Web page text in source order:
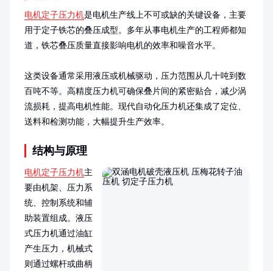
电机定子压力机是电机生产线上不可或缺的关键设备，主要
用于定子铁芯的叠压成型。多年从事电机生产的工程师都知
道，铁芯叠压质量直接影响电机的效率和噪音水平。
这类设备通常采用液压或机械驱动，压力范围从几十吨到数
百吨不等。高精度压力机可确保叠片间的紧密贴合，减少涡
流损耗，提高电机性能。现代自动化压力机还集成了定位、
送料和检测功能，大幅提升生产效率。
结构与原理
电机定子压力机主
要由机架、压力系
统、控制系统和辅
助装置组成。液压
式压力机通过油缸
产生压力，机械式
则通过螺杆或曲柄